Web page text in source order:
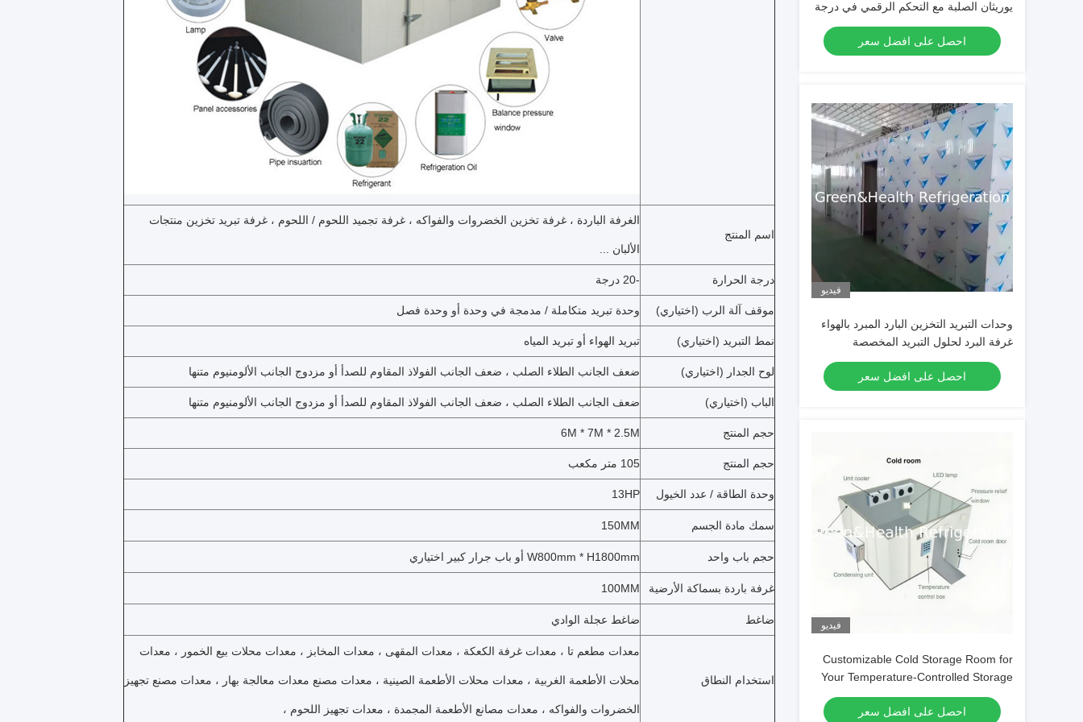
يوريثان الصلبة مع التحكم الرقمي في درجة
الحرارة الإلكترونية والإزالة الكهربائية
التلقائية
احصل على افضل سعر
فيديو
وحدات التبريد التخزين البارد المبرد بالهواء
غرفة البرد لحلول التبريد المخصصة
احصل على افضل سعر
فيديو
Customizable Cold Storage Room for
Your Temperature-Controlled Storage
احصل على افضل سعر
اسم المنتج
الغرفة الباردة ، غرفة تخزين الخضروات والفواكه ، غرفة تجميد اللحوم / اللحوم ، غرفة تبريد تخزين منتجات
الألبان ...
درجة الحرارة -20 درجة
موقف آلة الرب (اختياري) وحدة تبريد متكاملة / مدمجة في وحدة أو وحدة فصل
نمط التبريد (اختياري) تبريد الهواء أو تبريد المياه
لوح الجدار (اختياري) ضعف الجانب الطلاء الصلب ، ضعف الجانب الفولاذ المقاوم للصدأ أو مزدوج الجانب الألومنيوم متنها
الباب (اختياري) ضعف الجانب الطلاء الصلب ، ضعف الجانب الفولاذ المقاوم للصدأ أو مزدوج الجانب الألومنيوم متنها
حجم المنتج 6M * 7M * 2.5M
حجم المنتج 105 متر مكعب
وحدة الطاقة / عدد الخيول 13HP
سمك مادة الجسم 150MM
حجم باب واحد W800mm * H1800mm أو باب جرار كبير اختياري
غرفة باردة بسماكة الأرضية 100MM
ضاغط ضاغط عجلة الوادي
استخدام النطاق
معدات مطعم تا ، معدات غرفة الكعكة ، معدات المقهى ، معدات المخابز ، معدات محلات بيع الخمور ، معدات
محلات الأطعمة الغربية ، معدات محلات الأطعمة الصينية ، معدات مصنع معدات معالجة بهار ، معدات مصنع تجهيز
الخضروات والفواكه ، معدات مصانع الأطعمة المجمدة ، معدات تجهيز اللحوم ،